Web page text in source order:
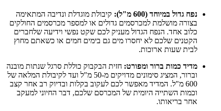
נפח גדול במיוחד (600 מ"ל):
קיבולת מוגדלת ונדיבה המתאימה
בצורה מושלמת למכרסמים גדולים או למספר מכרסמים החולקים
כלוב אחד. הנפח הגדול מעניק לכם שקט נפשי וידיעה שלחברים
הקטנים שלכם לא יחסרו מים גם בימים חמים או כשאתם מחוץ
לבית שעות ארוכות.
מדיד כמות ברור ומפורט: חזית הבקבוק כוללת סרגל שנתות מובנה
וברור, המציג סימונים מדויקים מ-50 מ"ל ועד לקיבולת המלאה של
600 מ"ל. המדיד מאפשר לכם לעקוב בקלות ובדיוק רב אחר קצב
וכמות השתייה היומית של המכרסם שלכם, דבר החיוני למעקב
אחר בריאותו.